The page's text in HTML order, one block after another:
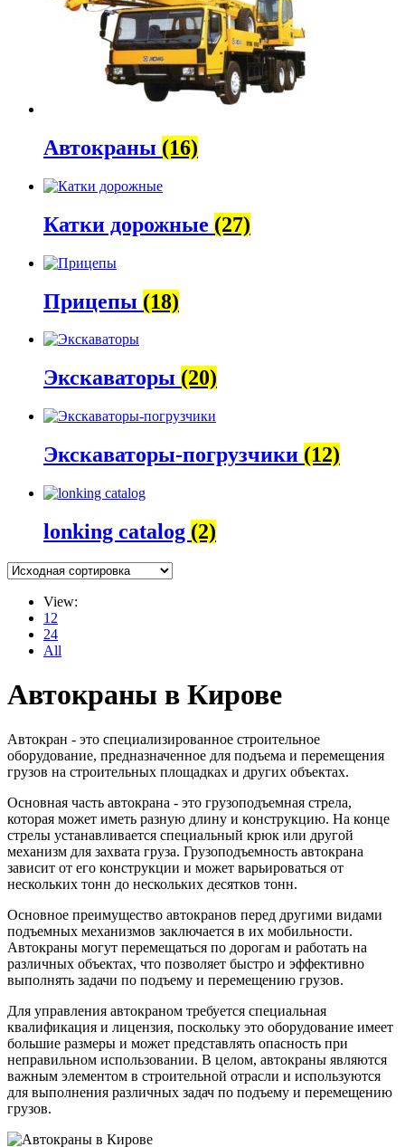
Автокраны (16)
Катки дорожные (27)
Прицепы (18)
Экскаваторы (20)
Экскаваторы-погрузчики (12)
lonking catalog (2)
View:
12
24
All
Автокраны в Кирове
Автокран - это специализированное строительное
оборудование, предназначенное для подъема и перемещения
грузов на строительных площадках и других объектах.
Основная часть автокрана - это грузоподъемная стрела,
которая может иметь разную длину и конструкцию. На конце
стрелы устанавливается специальный крюк или другой
механизм для захвата груза. Грузоподъемность автокрана
зависит от его конструкции и может варьироваться от
нескольких тонн до нескольких десятков тонн.
Основное преимущество автокранов перед другими видами
подъемных механизмов заключается в их мобильности.
Автокраны могут перемещаться по дорогам и работать на
различных объектах, что позволяет быстро и эффективно
выполнять задачи по подъему и перемещению грузов.
Для управления автокраном требуется специальная
квалификация и лицензия, поскольку это оборудование имеет
большие размеры и может представлять опасность при
неправильном использовании. В целом, автокраны являются
важным элементом в строительной отрасли и используются
для выполнения различных задач по подъему и перемещению
грузов.